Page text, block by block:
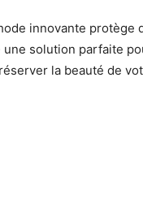
innovante protège
solution parfaite
la beauté de